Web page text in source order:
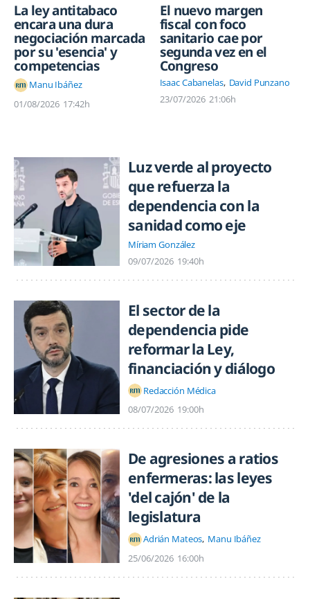
La ley antitabaco
encara una dura
negociación marcada
por su 'esencia' y
competencias
Manu Ibáñez
01/08/2026 17:42h
El nuevo margen
fiscal con foco
sanitario cae por
segunda vez en el
Congreso
Isaac Cabanelas David Punzano
23/07/2026 21:06h
Luz verde al proyecto
que refuerza la
dependencia con la
sanidad como eje
Míriam González
09/07/2026 19:40h
El sector de la
dependencia pide
reformar la Ley,
financiación y diálogo
Redacción Médica
08/07/2026 19:00h
De agresiones a ratios
enfermeras: las leyes
'del cajón' de la
legislatura
Adrián Mateos Manu Ibáñez
25/06/2026 16:00h